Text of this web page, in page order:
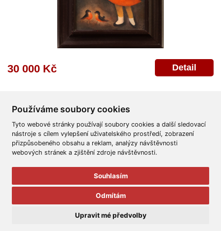
Používáme soubory cookies
Tyto webové stránky používají soubory cookies a další sledovací
nástroje s cílem vylepšení uživatelského prostředí, zobrazení
přizpůsobeného obsahu a reklam, analýzy návštěvnosti
webových stránek a zjištění zdroje návštěvnosti.
Souhlasím
Odmítám
Upravit mé předvolby
30 000 Kč Detail
Všeobecné obchodní podmínky Reklamační řád
Ochrana osobních údajů
Aukční Galerie Platýz
Všechna práva vyhrazena.